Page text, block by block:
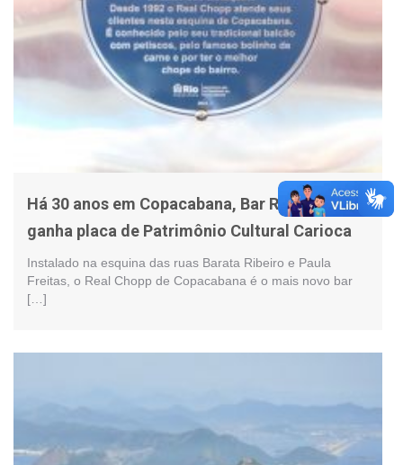
Há 30 anos em Copacabana, Bar Real Chopp
ganha placa de Patrimônio Cultural Carioca
Instalado na esquina das ruas Barata Ribeiro e Paula
Freitas, o Real Chopp de Copacabana é o mais novo bar
[…]